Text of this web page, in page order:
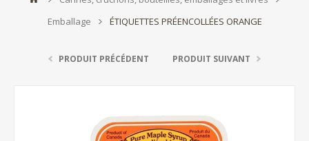
Emballage
ÉTIQUETTES PRÉENCOLLÉES ORANGE
PRODUIT PRÉCÉDENT PRODUIT SUIVANT